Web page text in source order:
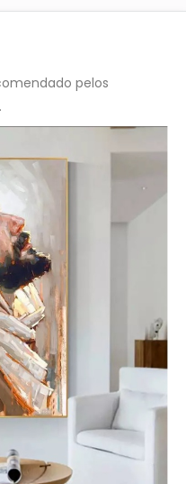
pelos